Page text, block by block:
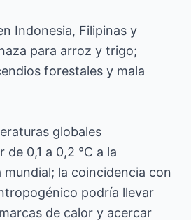
Indonesia, Filipinas y
para arroz y trigo;
forestales y mala
globales
de 0,1 a 0,2 °C a la
la coincidencia con
podría llevar
de calor y acercar